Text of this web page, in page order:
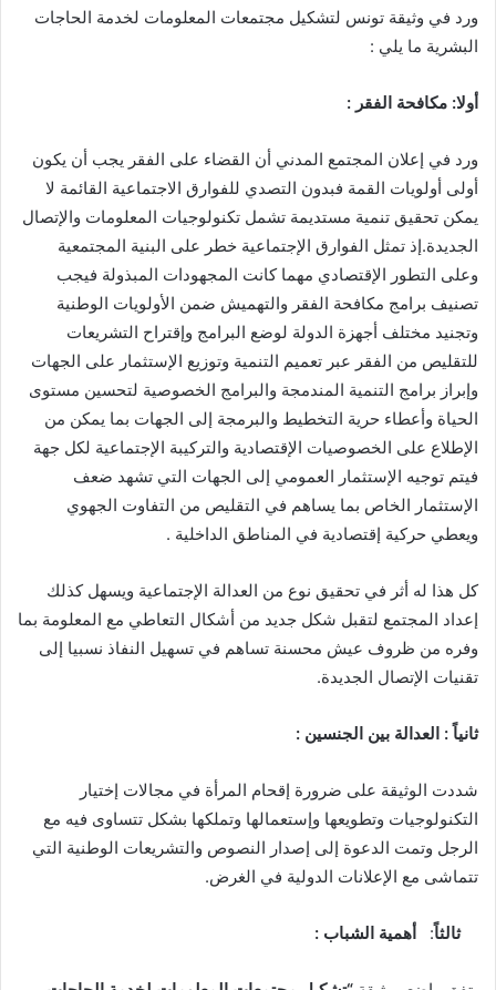
ورد في وثيقة تونس لتشكيل مجتمعات المعلومات لخدمة الحاجات
البشرية ما يلي :
أولا: مكافحة الفقر :
ورد في إعلان المجتمع المدني أن القضاء على الفقر يجب أن يكون
أولى أولويات القمة فبدون التصدي للفوارق الاجتماعية القائمة لا
يمكن تحقيق تنمية مستديمة تشمل تكنولوجيات المعلومات والإتصال
الجديدة.إذ تمثل الفوارق الإجتماعية خطر على البنية المجتمعية
وعلى التطور الإقتصادي مهما كانت المجهودات المبذولة فيجب
تصنيف برامج مكافحة الفقر والتهميش ضمن الأولويات الوطنية
وتجنيد مختلف أجهزة الدولة لوضع البرامج وإقتراح التشريعات
للتقليص من الفقر عبر تعميم التنمية وتوزيع الإستثمار على الجهات
وإبراز برامج التنمية المندمجة والبرامج الخصوصية لتحسين مستوى
الحياة وأعطاء حرية التخطيط والبرمجة إلى الجهات بما يمكن من
الإطلاع على الخصوصيات الإقتصادية والتركيبة الإجتماعية لكل جهة
فيتم توجيه الإستثمار العمومي إلى الجهات التي تشهد ضعف
الإستثمار الخاص بما يساهم في التقليص من التفاوت الجهوي
ويعطي حركية إقتصادية في المناطق الداخلية .
كل هذا له أثر في تحقيق نوع من العدالة الإجتماعية ويسهل كذلك
إعداد المجتمع لتقبل شكل جديد من أشكال التعاطي مع المعلومة بما
وفره من ظروف عيش محسنة تساهم في تسهيل النفاذ نسبيا إلى
تقنيات الإتصال الجديدة.
ثانياً : العدالة بين الجنسين :
شددت الوثيقة على ضرورة إقحام المرأة في مجالات إختيار
التكنولوجيات وتطويعها وإستعمالها وتملكها بشكل تتساوى فيه مع
الرجل وتمت الدعوة إلى إصدار النصوص والتشريعات الوطنية التي
تتماشى مع الإعلانات الدولية في الغرض.
ثالثاً: أهمية الشباب :